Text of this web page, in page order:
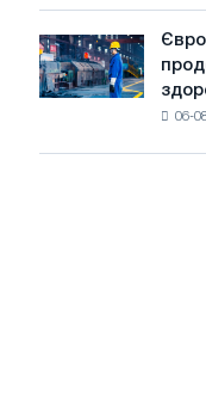
уповільнення
зростання
цін
нову
ріжучу
Європейські
ціни
на
06-